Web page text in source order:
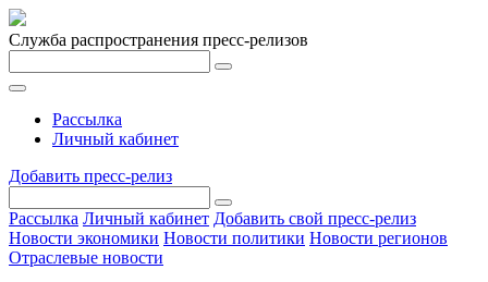
Служба распространения пресс-релизов
Рассылка
Личный кабинет
Добавить пресс-релиз
Рассылка Личный кабинет Добавить свой пресс-релиз
Новости экономики Новости политики Новости регионов
Отраслевые новости